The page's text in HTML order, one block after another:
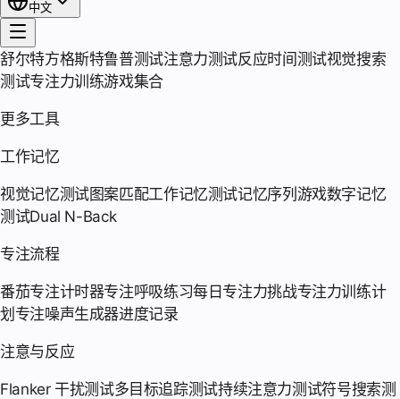
中文
舒尔特方格斯特鲁普测试注意力测试反应时间测试视觉搜索
测试专注力训练游戏集合
更多工具
工作记忆
视觉记忆测试图案匹配工作记忆测试记忆序列游戏数字记忆
测试Dual N-Back
专注流程
番茄专注计时器专注呼吸练习每日专注力挑战专注力训练计
划 专注噪声生成器进度记录
注意与反应
Flanker 干扰测试多目标追踪测试持续注意力测试符号搜索测